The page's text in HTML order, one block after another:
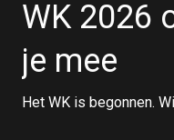
WK 2026
je mee
Het WK is begonnen.